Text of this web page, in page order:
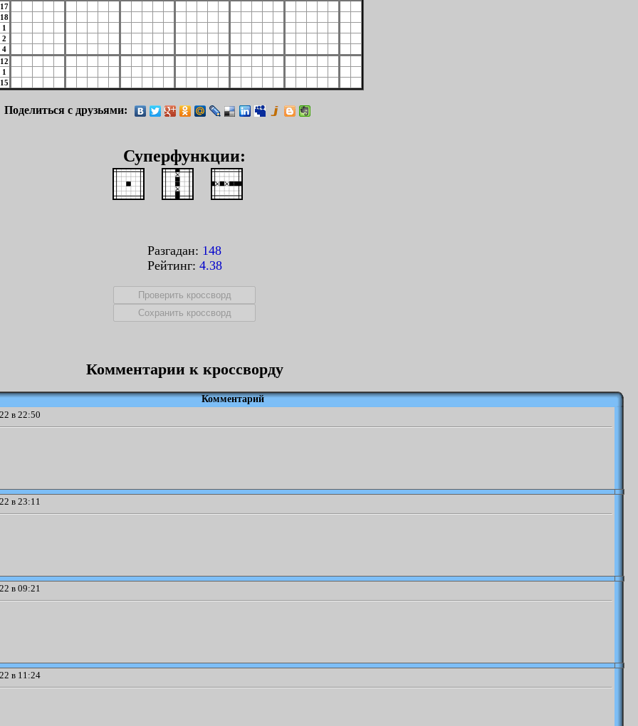
17
18
1
2
4
12
1
15
Поделиться с друзьями:
Суперфункции:
Разгадан: 148
Рейтинг: 4.38
Комментарии к кроссворду
Комментарий
в 22:50
в 23:11
в 09:21
в 11:24